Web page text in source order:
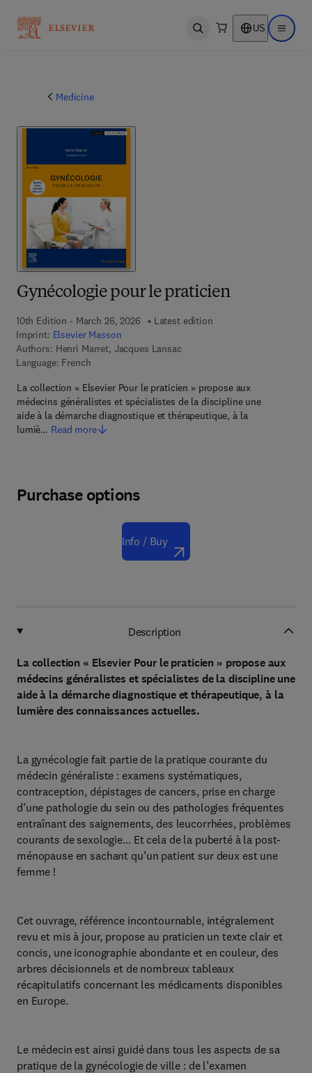
Open search US Open
Medicine
Gynécologie pour le praticien
10th Edition - March 26, 2026
Latest edition
Imprint: Elsevier Masson
Authors: Henri Marret, Jacques Lansac
Language: French
La collection « Elsevier Pour le praticien » propose aux
médecins généralistes et spécialistes de la discipline une
aide à la démarche diagnostique et thérapeutique, à la
lumiè… Read more
Purchase options
Info / Buy
Description
La collection « Elsevier Pour le praticien » propose aux
médecins généralistes et spécialistes de la discipline une
aide à la démarche diagnostique et thérapeutique, à la
lumière des connaissances actuelles.
La gynécologie fait partie de la pratique courante du
médecin généraliste : examens systématiques,
contraception, dépistages de cancers, prise en charge
d’une pathologie du sein ou des pathologies fréquentes
entraînant des saignements, des leucorrhées, problèmes
courants de sexologie… Et cela de la puberté à la post-
ménopause en sachant qu’un patient sur deux est une
femme !
Cet ouvrage, référence incontournable, intégralement
revu et mis à jour, propose au praticien un texte clair et
concis, une iconographie abondante et en couleur, des
arbres décisionnels et de nombreux tableaux
récapitulatifs concernant les médicaments disponibles
en Europe.
Le médecin est ainsi guidé dans tous les aspects de sa
pratique de la gynécologie de ville : de l’examen